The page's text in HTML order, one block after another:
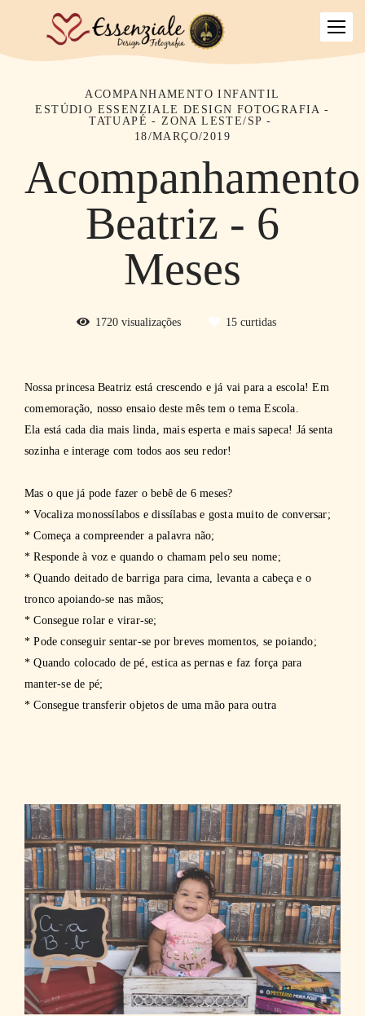
ACOMPANHAMENTO INFANTIL
ESTÚDIO ESSENZIALE DESIGN FOTOGRAFIA -
TATUAPÉ - ZONA LESTE/SP
18/MARÇO/2019
Acompanhamento
Beatriz - 6
Meses
1720 visualizações 15 curtidas
Nossa princesa Beatriz está crescendo e já vai para a escola! Em
comemoração, nosso ensaio deste mês tem o tema Escola.
Ela está cada dia mais linda, mais esperta e mais sapeca! Já senta
sozinha e interage com todos aos seu redor!
Mas o que já pode fazer o bebê de 6 meses?
* Vocaliza monossílabos e dissílabas e gosta muito de conversar;
* Começa a compreender a palavra não;
* Responde à voz e quando o chamam pelo seu nome;
* Quando deitado de barriga para cima, levanta a cabeça e o
tronco apoiando-se nas mãos;
* Consegue rolar e virar-se;
* Pode conseguir sentar-se por breves momentos, se poiando;
* Quando colocado de pé, estica as pernas e faz força para
manter-se de pé;
* Consegue transferir objetos de uma mão para outra